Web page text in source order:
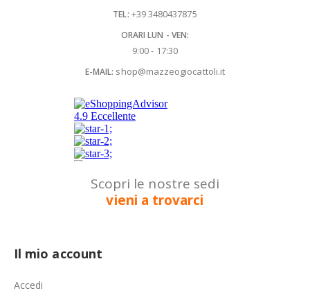
TEL: +39 3480437875
ORARI LUN - VEN:
9:00 - 17:30
E-MAIL: shop@mazzeogiocattoli.it
Scopri le nostre sedi
vieni a trovarci
Il mio account
Accedi